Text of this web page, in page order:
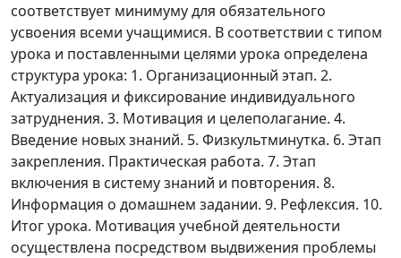
соответствует минимуму для обязательного
усвоения всеми учащимися. В соответствии с типом
урока и поставленными целями урока определена
структура урока: 1. Организационный этап. 2.
Актуализация и фиксирование индивидуального
затруднения. 3. Мотивация и целеполагание. 4.
Введение новых знаний. 5. Физкультминутка. 6. Этап
закрепления. Практическая работа. 7. Этап
включения в систему знаний и повторения. 8.
Информация о домашнем задании. 9. Рефлексия. 10.
Итог урока. Мотивация учебной деятельности
осуществлена посредством выдвижения проблемы